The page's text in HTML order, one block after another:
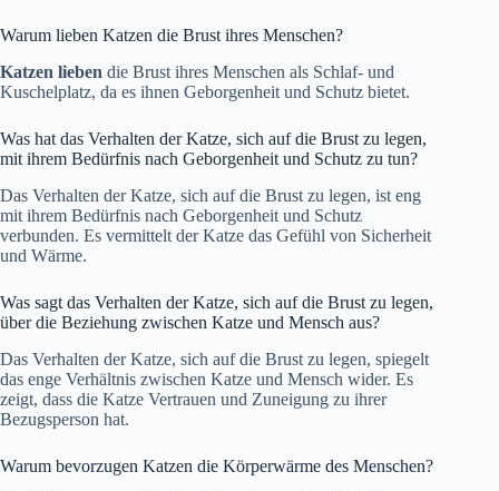
Warum lieben Katzen die Brust ihres Menschen?
Katzen lieben die Brust ihres Menschen als Schlaf- und
Kuschelplatz, da es ihnen Geborgenheit und Schutz bietet.
Was hat das Verhalten der Katze, sich auf die Brust zu legen,
mit ihrem Bedürfnis nach Geborgenheit und Schutz zu tun?
Das Verhalten der Katze, sich auf die Brust zu legen, ist eng
mit ihrem Bedürfnis nach Geborgenheit und Schutz
verbunden. Es vermittelt der Katze das Gefühl von Sicherheit
und Wärme.
Was sagt das Verhalten der Katze, sich auf die Brust zu legen,
über die Beziehung zwischen Katze und Mensch aus?
Das Verhalten der Katze, sich auf die Brust zu legen, spiegelt
das enge Verhältnis zwischen Katze und Mensch wider. Es
zeigt, dass die Katze Vertrauen und Zuneigung zu ihrer
Bezugsperson hat.
Warum bevorzugen Katzen die Körperwärme des Menschen?